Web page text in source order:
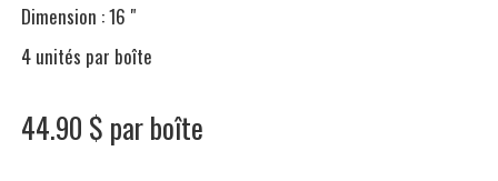
Dimension : 16 "
4 unités par boîte
44.90 $ par boîte